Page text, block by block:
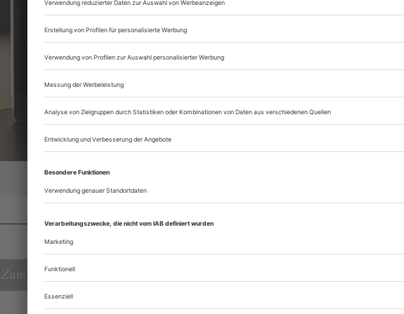
Zugang zum
Opernwelt
Sie können alle Vorteile
sofort nutzen
Digital-Abo testen
Zum Inhaltsverzeichnis